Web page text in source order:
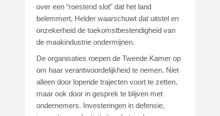
over een “roestend slot” dat het land
belemmert, Helder waarschuwt dat uitstel en
onzekerheid de toekomstbestendigheid van
de maakindustrie ondermijnen.
De organisaties roepen de Tweede Kamer op
om haar verantwoordelijkheid te nemen. Niet
alleen door lopende trajecten voort te zetten,
maar ook door in gesprek te blijven met
ondernemers. Investeringen in defensie,